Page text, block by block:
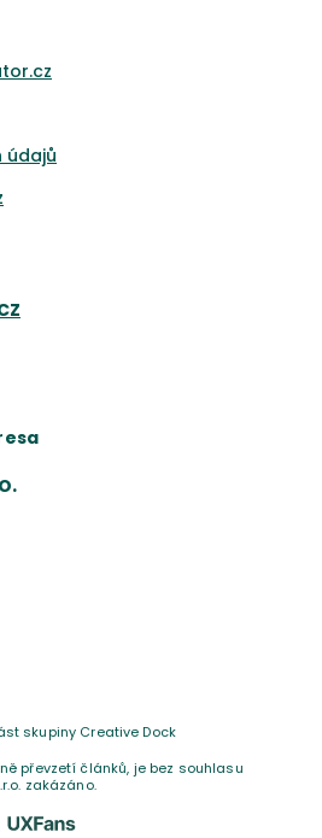
údajů
skupiny Creative Dock
převzetí článků, je bez souhlasu
zakázáno.